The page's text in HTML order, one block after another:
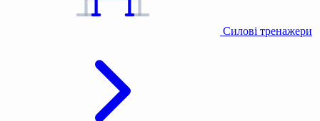
Силові тренажери